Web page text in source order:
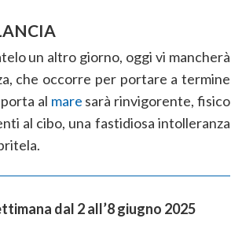
un altro giorno, oggi vi mancherà
che occorre per portare a termine
al mare sarà rinvigorente, fisico
al cibo, una fastidiosa intolleranza
dal 2 all’8 giugno 2025